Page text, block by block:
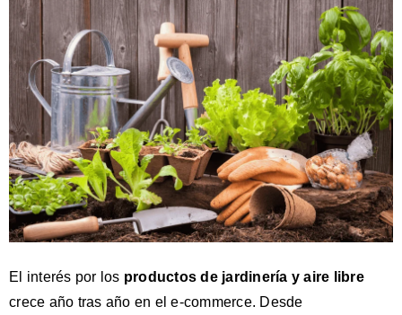
El interés por los productos de jardinería y aire libre
crece año tras año en el e-commerce. Desde